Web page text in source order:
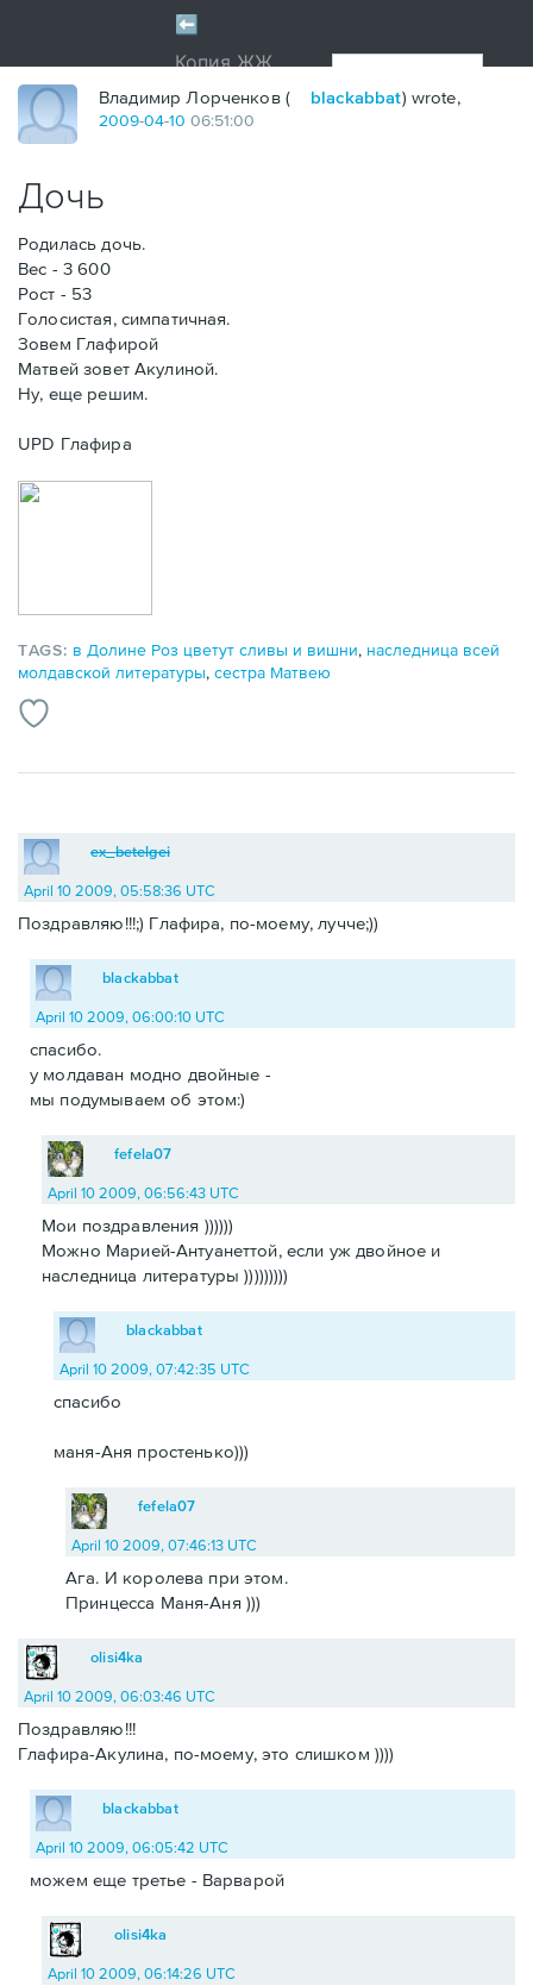
Владимир Лорченков ( blackabbat) wrote,
2009-04-10 06:51:00
Дочь
Родилась дочь.
Вес - 3 600
Рост - 53
Голосистая, симпатичная.
Зовем Глафирой
Матвей зовет Акулиной.
Ну, еще решим.
UPD Глафира
TAGS: в Долине Роз цветут сливы и вишни, наследница всей
молдавской литературы, сестра Матвею
ex_betelgei
April 10 2009, 05:58:36 UTC
Поздравляю!!!;) Глафира, по-моему, лучче;))
blackabbat
April 10 2009, 06:00:10 UTC
спасибо.
у молдаван модно двойные -
мы подумываем об этом:)
fefela07
April 10 2009, 06:56:43 UTC
Мои поздравления ))))))
Можно Марией-Антуанеттой, если уж двойное и
наследница литературы )))))))))
blackabbat
April 10 2009, 07:42:35 UTC
спасибо
маня-Аня простенько)))
fefela07
April 10 2009, 07:46:13 UTC
Ага. И королева при этом.
Принцесса Маня-Аня )))
olisi4ka
April 10 2009, 06:03:46 UTC
Поздравляю!!!
Глафира-Акулина, по-моему, это слишком ))))
blackabbat
April 10 2009, 06:05:42 UTC
можем еще третье - Варварой
olisi4ka
April 10 2009, 06:14:26 UTC